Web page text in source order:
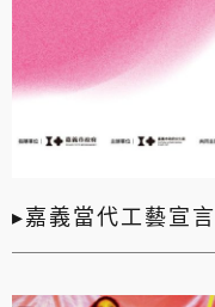
▸嘉義當代工藝宣言